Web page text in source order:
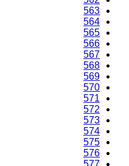
563
564
565
566
567
568
569
570
571
572
573
574
575
576